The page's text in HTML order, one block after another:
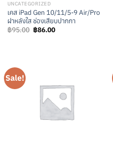
UNCATEGORIZED
เคส iPad Gen 10/11/5-9 Air/Pro
ฝาหลังใส ช่องเสียบปากกา
฿95.00 Original
price
฿86.00Current
Sale!